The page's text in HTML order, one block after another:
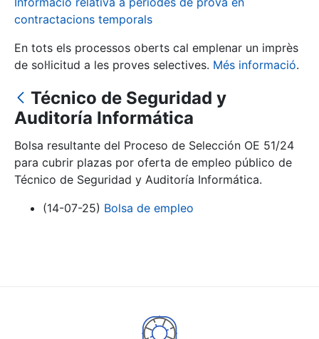
Mostra/Amaga
contractacions temporals
En tots els processos oberts cal emplenar un imprès
de sol·licitud a les proves selectives. Més informació.
Técnico de Seguridad y
Auditoría Informática
Bolsa resultante del Proceso de Selección OE 51/24
para cubrir plazas por oferta de empleo público de
Técnico de Seguridad y Auditoría Informática.
(14-07-25) Bolsa de empleo